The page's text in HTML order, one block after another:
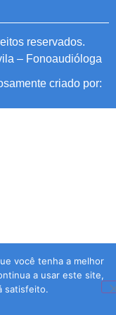
reservados.
– Fonoaudióloga
criado por:
você tenha a melhor
a usar este site,
satisfeito.